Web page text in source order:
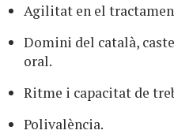
Agilitat en el
Domini del català,
oral.
Ritme i capacitat de
Polivalència.